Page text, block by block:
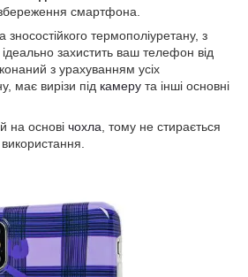
смартфона.
зносостійкого термополіуретану, з
захистить ваш телефон від
з урахуванням усіх
має вирізи під камеру та інші основні
на основі чохла , тому не стирається